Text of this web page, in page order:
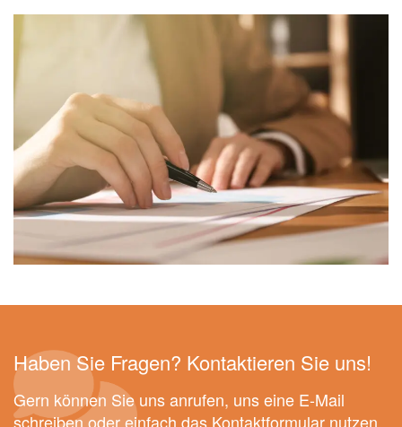
Haben Sie Fragen? Kontaktieren Sie uns!
Gern können Sie uns anrufen, uns eine E-Mail
schreiben oder einfach das Kontaktformular nutzen.